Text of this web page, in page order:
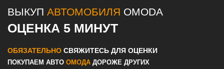
ВЫКУП АВТОМОБИЛЯ OMODA
ОЦЕНКА 5 МИНУТ
ОБЯЗАТЕЛЬНО СВЯЖИТЕСЬ ДЛЯ ОЦЕНКИ
ПОКУПАЕМ АВТО ОМОДА ДОРОЖЕ ДРУГИХ